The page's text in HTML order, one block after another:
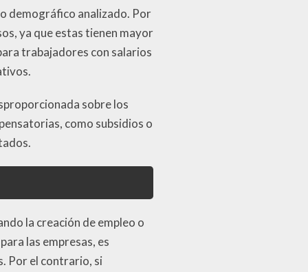
demográfico analizado. Por
ya que estas tienen mayor
trabajadores con salarios
sobre los
como subsidios o
la creación de empleo o
las empresas, es
Por el contrario, si